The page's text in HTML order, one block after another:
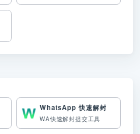
WhatsApp 快速解封
WA快速解封提交工具